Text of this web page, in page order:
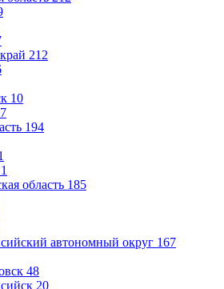
212
10
194
1
область 185
автономный округ 167
48
20